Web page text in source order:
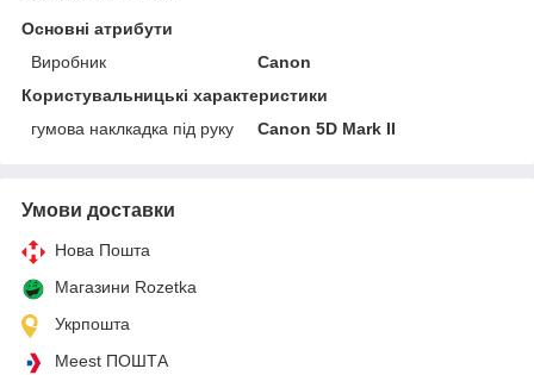
Основні атрибути
Виробник
Canon
Користувальницькі характеристики
гумова наклкадка під руку
Canon 5D Mark II
Умови доставки
Нова Пошта
Магазини Rozetka
Укрпошта
Meest ПОШТА